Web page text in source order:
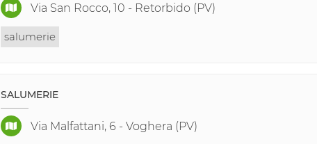
Via San Rocco, 10 - Retorbido (PV)
salumerie
SALUMERIE
Via Malfattani, 6 - Voghera (PV)